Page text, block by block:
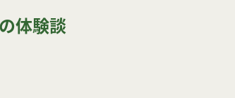
体験談